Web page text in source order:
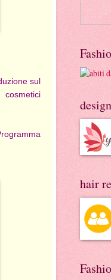
sul
hair